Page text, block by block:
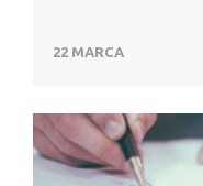
22 MARCA